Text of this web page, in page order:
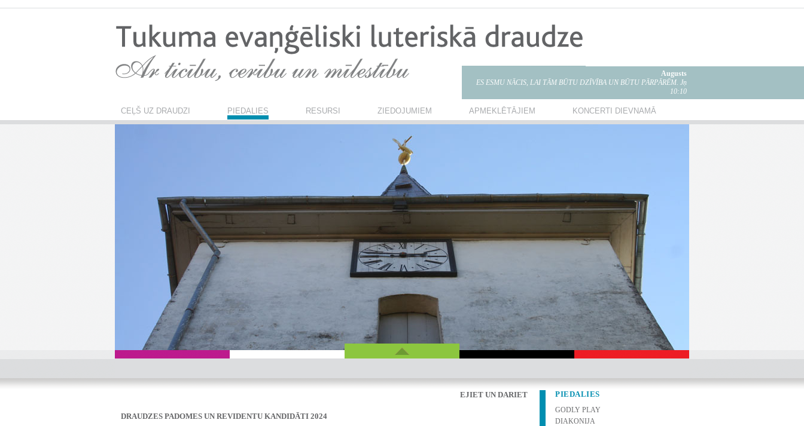
Augusts
ES ESMU NĀCIS, LAI TĀM BŪTU DZĪVĪBA UN BŪTU PĀRPĀRĒM. Jņ
10:10
CEĻŠ UZ DRAUDZI PIEDALIES RESURSI ZIEDOJUMIEM APMEKLĒTĀJIEM KONCERTI DIEVNAMĀ
EJIET UN DARIET
DRAUDZES PADOMES UN REVIDENTU KANDIDĀTI 2024
PIEDALIES
GODLY PLAY
DIAKONIJA